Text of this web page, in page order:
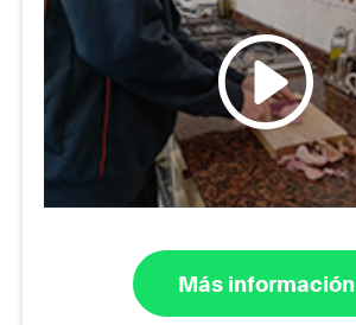
Más información